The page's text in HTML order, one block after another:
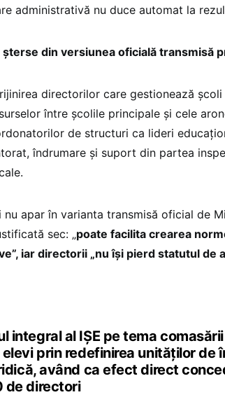
administrativă nu duce automat la
șterse din versiunea oficială transmisă
directorilor care gestionează școli
între școlile principale și cele
de structuri ca lideri
îndrumare și suport din partea
nu apar în varianta transmisă oficial de
sec: „poate facilita crearea
iar directorii „nu își pierd statutul de
integral al IȘE pe tema
prin redefinirea unităților de
având ca efect direct
de directori